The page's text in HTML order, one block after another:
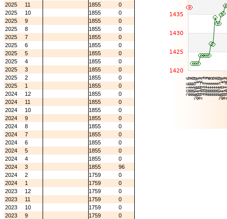
2025
11 1855
0
2025
10 1855
0
2025
9 1855
0
2025
8 1855
0
2025
7 1855
0
2025
6 1855
0
2025
5 1855
0
2025
4 1855
0
2025
3 1855
0
2025
2 1855
0
2025
1 1855
0
2024
12 1855
0
2024
11 1855
0
2024
10 1855
0
2024
9 1855
0
2024
8 1855
0
2024
7 1855
0
2024
6 1855
0
2024
5 1855
0
2024
4 1855
0
2024
3 1855
96
2024
2 1759
0
2024
1 1759
0
2023
12 1759
0
2023
11 1759
0
2023
10 1759
0
2023
9 1759
0